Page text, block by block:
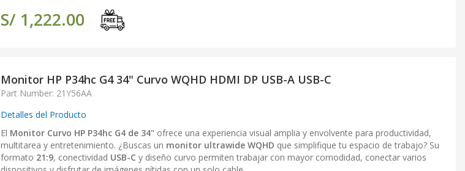
S/ 1,222.00
Monitor HP P34hc G4 34" Curvo WQHD HDMI DP USB-A USB-C
Part Number: 21Y56AA
Detalles del Producto
El Monitor Curvo HP P34hc G4 de 34" ofrece una experiencia visual amplia y envolvente para productividad,
multitarea y entretenimiento. ¿Buscas un monitor ultrawide WQHD que simplifique tu espacio de trabajo? Su
formato 21:9, conectividad USB-C y diseño curvo permiten trabajar con mayor comodidad, conectar varios